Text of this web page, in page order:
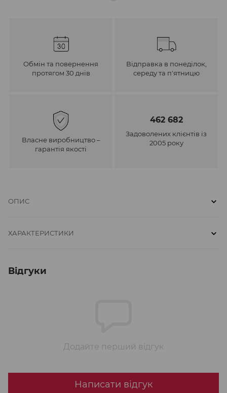
Обмін та повернення
протягом 30 днів
Відправка в понеділок,
середу та п'ятницю
Власне виробництво –
гарантія якості
462 682
Задоволених клієнтів із
2005 року
ОПИС
ХАРАКТЕРИСТИКИ
Відгуки
Додайте перший відгук
Написати відгук